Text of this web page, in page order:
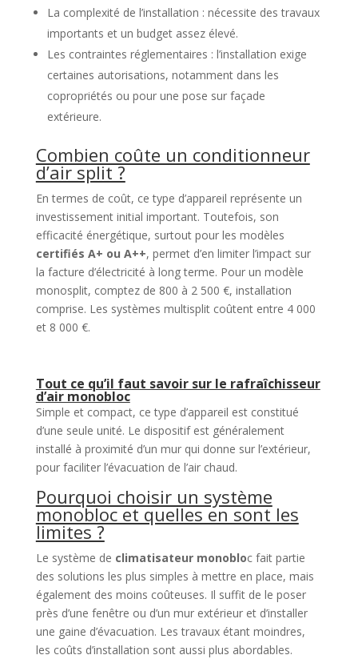
La complexité de l’installation : nécessite des travaux
importants et un budget assez élevé.
Les contraintes réglementaires : l’installation exige
certaines autorisations, notamment dans les
copropriétés ou pour une pose sur façade
extérieure.
Combien coûte un conditionneur
d’air split ?
En termes de coût, ce type d’appareil représente un
investissement initial important. Toutefois, son
efficacité énergétique, surtout pour les modèles
certifiés A+ ou A++, permet d’en limiter l’impact sur
la facture d’électricité à long terme. Pour un modèle
monosplit, comptez de 800 à 2 500 €, installation
comprise. Les systèmes multisplit coûtent entre 4 000
et 8 000 €.
Tout ce qu’il faut savoir sur le rafraîchisseur
d’air monobloc
Simple et compact, ce type d’appareil est constitué
d’une seule unité. Le dispositif est généralement
installé à proximité d’un mur qui donne sur l’extérieur,
pour faciliter l’évacuation de l’air chaud.
Pourquoi choisir un système
monobloc et quelles en sont les
limites ?
Le système de climatisateur monobloc fait partie
des solutions les plus simples à mettre en place, mais
également des moins coûteuses. Il suffit de le poser
près d’une fenêtre ou d’un mur extérieur et d’installer
une gaine d’évacuation. Les travaux étant moindres,
les coûts d’installation sont aussi plus abordables.